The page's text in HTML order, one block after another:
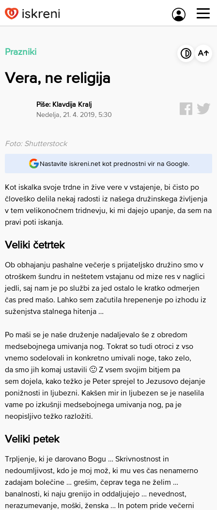
to
content
Prazniki
Vera, ne religija
Piše: Klavdija Kralj
nedelja, 21. 4. 2019, 5:30
Foto: Shutterstock
Nastavite iskreni.net kot prednostni vir na Google.
Kot iskalka svoje trdne in žive vere v vstajenje, bi čisto po
človeško delila nekaj radosti iz našega družinskega življenja
v tem velikonočnem tridnevju, ki mi dajejo upanje, da sem na
pravi poti iskanja.
Veliki četrtek
Ob obhajanju pashalne večerje s prijateljsko družino smo v
otroškem šundru in neštetem vstajanu od mize res v naglici
jedli, saj nam je po službi za jed ostalo le kratko odmerjen
čas pred mašo. Lahko sem začutila hrepenenje po izhodu iz
suženjstva stalnega hitenja …
Po maši se je naše druženje nadaljevalo še z obredom
medsebojnega umivanja nog. Tokrat so tudi otroci z vso
vnemo sodelovali in konkretno umivali noge, tako zelo,
da smo jih komaj ustavili 🙂 Z vsem svojim bitjem pa
sem dojela, kako težko je Peter sprejel to Jezusovo dejanje
ponižnosti in ljubezni. Kakšen mir in ljubezen se je naselila
vame po izkušnji medsebojnega umivanja nog, pa je
neopisljivo težko razložiti.
Veliki petek
Trpljenje, ki je darovano Bogu … Skrivnostnost in
nedoumljivost, kdo je moj mož, ki mu ves čas nenamerno
zadajam bolečine … grešim, čeprav tega ne želim …
banalnosti, ki naju grenijo in oddaljujejo … nevednost,
nerazumevanje, moški, ženska … In potem pride večerni